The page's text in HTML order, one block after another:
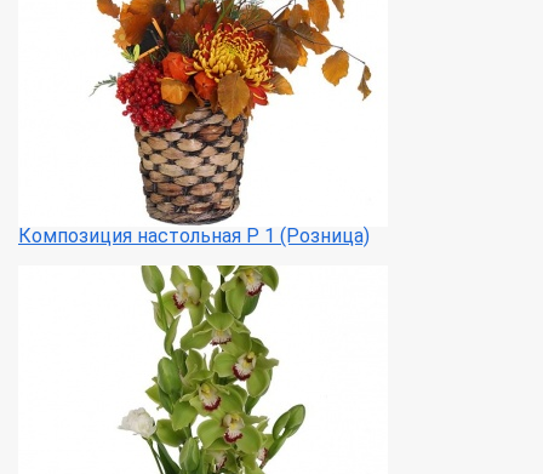
Композиция настольная Р 1 (Розница)